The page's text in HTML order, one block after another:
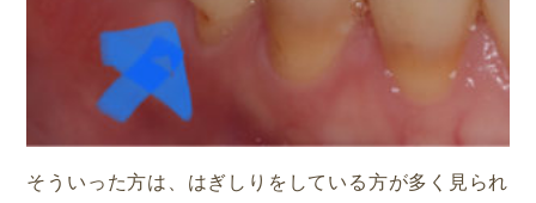
そういった方は、はぎしりをしている方が多く見られ